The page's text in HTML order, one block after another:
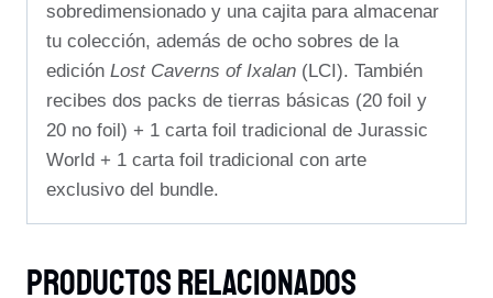
sobredimensionado y una cajita para almacenar
tu colección, además de ocho sobres de la
edición Lost Caverns of Ixalan (LCI). También
recibes dos packs de tierras básicas (20 foil y
20 no foil) + 1 carta foil tradicional de Jurassic
World + 1 carta foil tradicional con arte
exclusivo del bundle.
Productos Relacionados